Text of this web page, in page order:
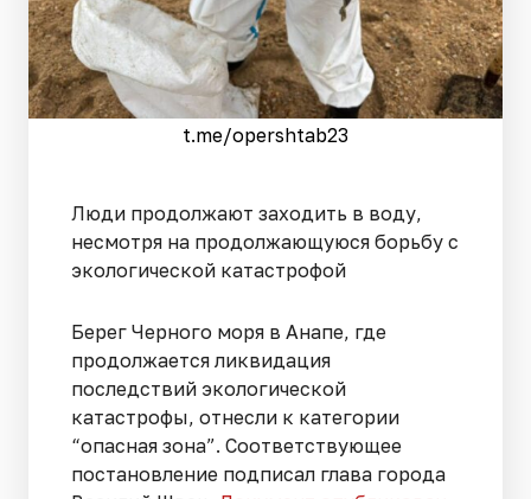
t.me/opershtab23
Люди продолжают заходить в воду,
несмотря на продолжающуюся борьбу с
экологической катастрофой
Берег Черного моря в Анапе, где
продолжается ликвидация
последствий экологической
катастрофы, отнесли к категории
“опасная зона”. Соответствующее
постановление подписал глава города